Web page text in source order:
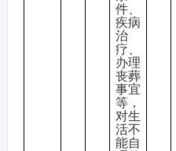
件、
疾病
治
疗、
办理
丧葬
事宜
等，
对生
活不
能自